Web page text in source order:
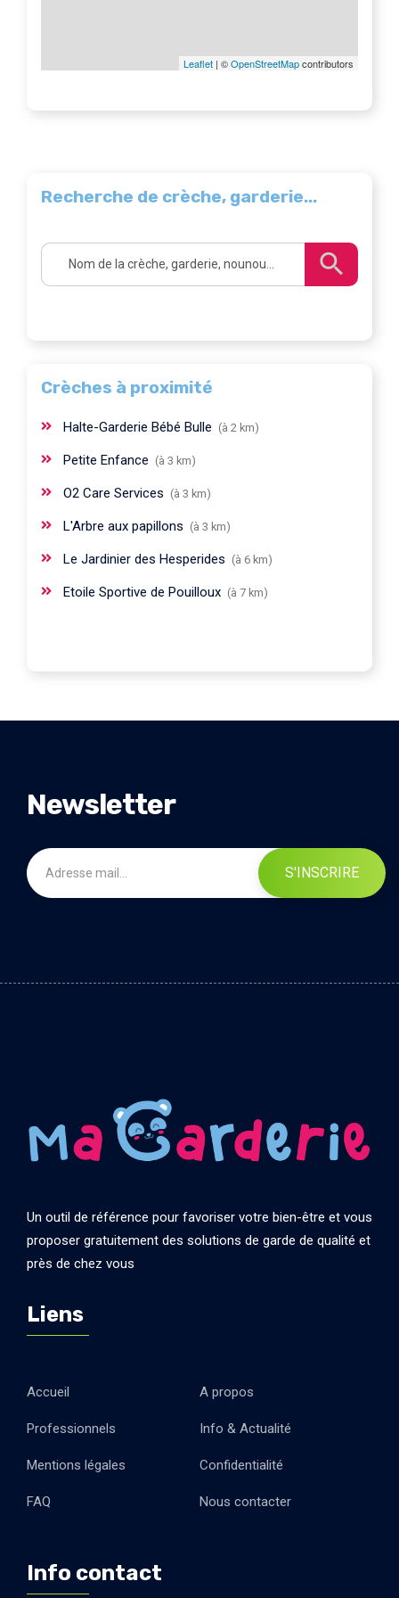
Leaflet | ©OpenStreetMapcontributors
Recherche de crèche, garderie...
Crèches à proximité
Halte-Garderie Bébé Bulle (à 2 km)
Petite Enfance (à 3 km)
O2 Care Services (à 3 km)
L'Arbre aux papillons (à 3 km)
Le Jardinier des Hesperides (à 6 km)
Etoile Sportive de Pouilloux (à 7 km)
Newsletter
S'INSCRIRE
Un outil de référence pour favoriser votre bien-être et vous
proposer gratuitement des solutions de garde de qualité et
près de chez vous
Liens
Accueil A propos
Professionnels Info & Actualité
Mentions légales Confidentialité
FAQ Nous contacter
Info contact